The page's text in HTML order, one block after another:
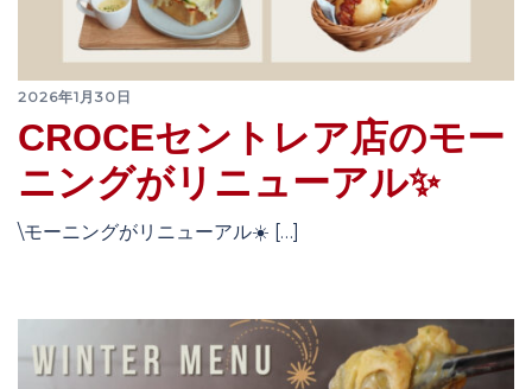
2026年1月30日
CROCEセントレア店のモー
ニングがリニューアル✨
\モーニングがリニューアル☀️ […]